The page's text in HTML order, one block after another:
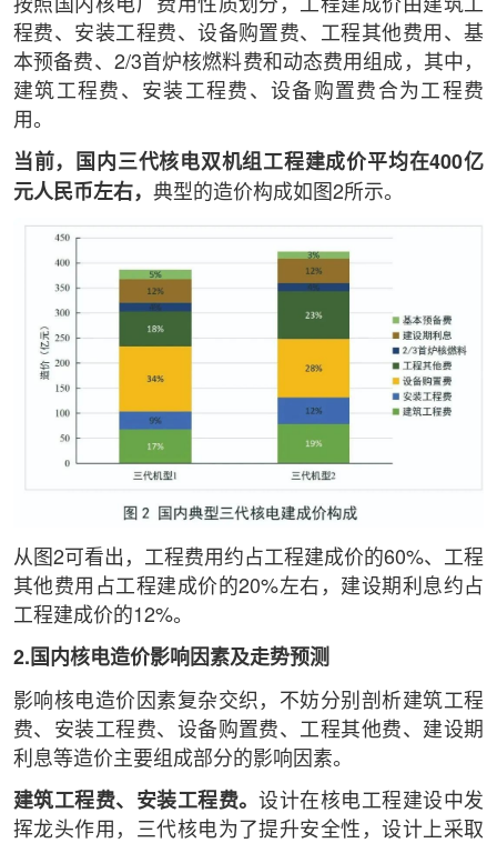
按照国内核电厂费用性质划分，工程建成价由建筑工
程费、安装工程费、设备购置费、工程其他费用、基
本预备费、2/3首炉核燃料费和动态费用组成，其中，
建筑工程费、安装工程费、设备购置费合为工程费
用。
当前，国内三代核电双机组工程建成价平均在400亿
元人民币左右， 典型的造价构成如图2所示。
从图2可看出，工程费用约占工程建成价的60%、工程
其他费用占工程建成价的20%左右，建设期利息约占
工程建成价的12%。
2.国内核电造价影响因素及走势预测
影响核电造价因素复杂交织，不妨分别剖析建筑工程
费、安装工程费、设备购置费、工程其他费、建设期
利息等造价主要组成部分的影响因素。
建筑工程费、安装工程费。设计在核电工程建设中发
挥龙头作用，三代核电为了提升安全性，设计上采取